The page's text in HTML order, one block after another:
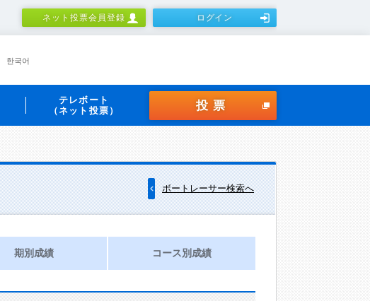
ネット投票会員登録 ログイン
한국어
テレボート
（ネット投票）
投票
ボートレーサー検索へ
期別成績 コース別成績